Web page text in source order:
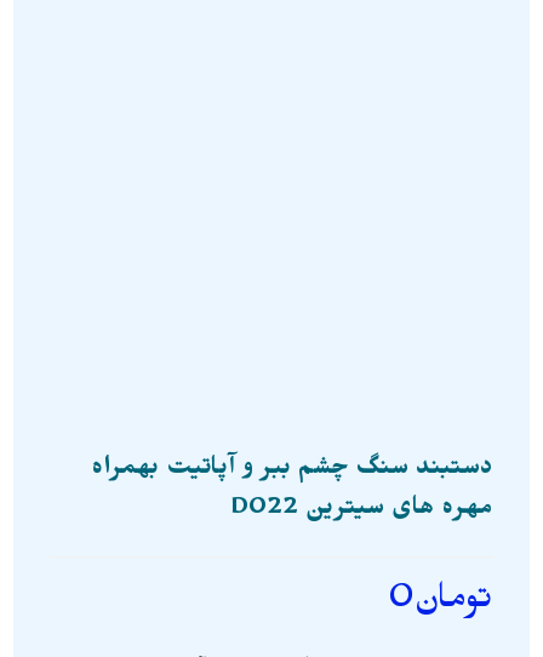
دستبند سنگ چشم ببر و آپاتیت بهمراه
مهره های سیترین D022
تومان0